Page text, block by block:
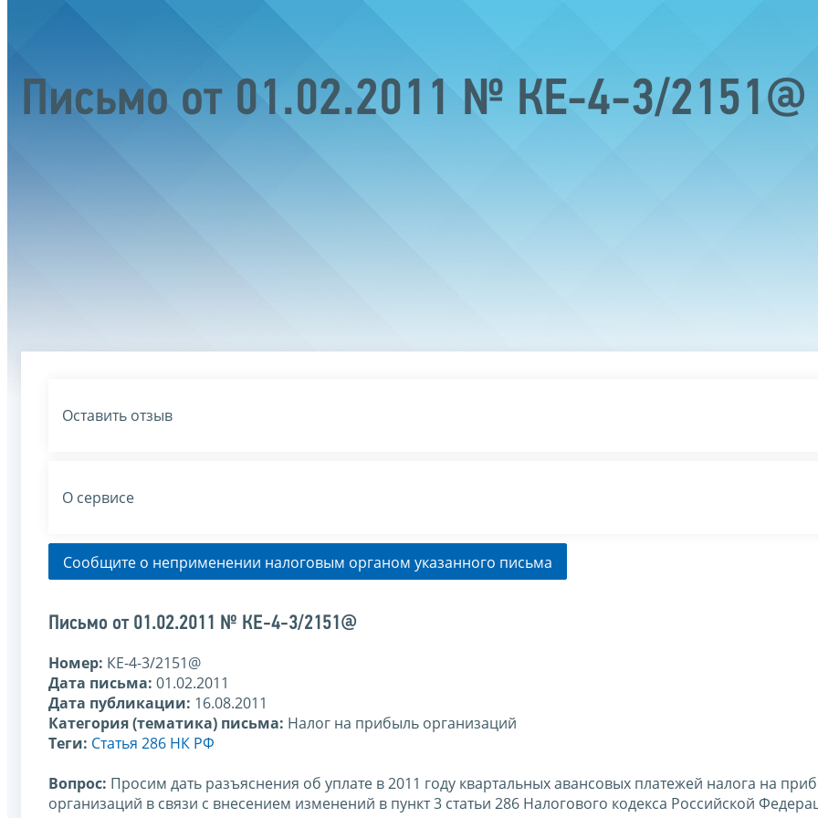
Письмо от 01.02.2011 № КЕ-4-3/2151@
Оставить отзыв
О сервисе
Сообщите о неприменении налоговым органом указанного письма
Письмо от 01.02.2011 № КЕ-4-3/2151@
Номер: КЕ-4-3/2151@
Дата письма: 01.02.2011
Дата публикации: 16.08.2011
Категория (тематика) письма: Налог на прибыль организаций
Теги: Статья 286 НК РФ
Вопрос: Просим дать разъяснения об уплате в 2011 году квартальных авансовых платежей налога на
организаций в связи с внесением изменений в пункт 3 статьи 286 Налогового кодекса Российской